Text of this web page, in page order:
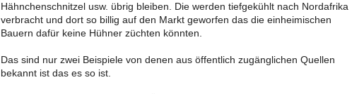
Hähnchenschnitzel usw. übrig bleiben. Die werden tiefgekühlt nach Nordafrika
verbracht und dort so billig auf den Markt geworfen das die einheimischen
Bauern dafür keine Hühner züchten könnten.
Das sind nur zwei Beispiele von denen aus öffentlich zugänglichen Quellen
bekannt ist das es so ist.